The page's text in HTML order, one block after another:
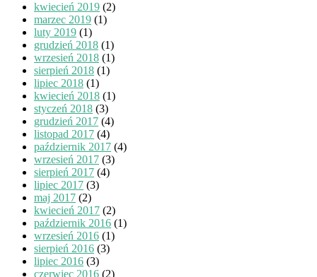
kwiecień 2019 (2)
marzec 2019 (1)
luty 2019 (1)
grudzień 2018 (1)
wrzesień 2018 (1)
sierpień 2018 (1)
lipiec 2018 (1)
kwiecień 2018 (1)
styczeń 2018 (3)
grudzień 2017 (4)
listopad 2017 (4)
październik 2017 (4)
wrzesień 2017 (3)
sierpień 2017 (4)
lipiec 2017 (3)
maj 2017 (2)
kwiecień 2017 (2)
październik 2016 (1)
wrzesień 2016 (1)
sierpień 2016 (3)
lipiec 2016 (3)
czerwiec 2016 (2)